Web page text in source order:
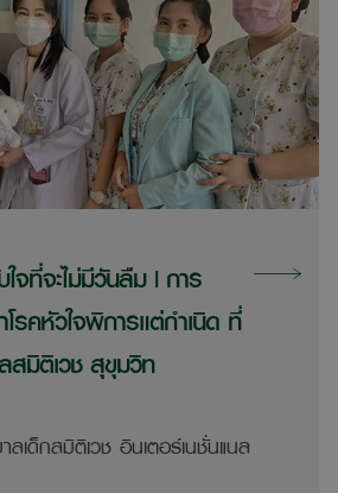
ารถลดน้ำหนักในครั้งนี้ได้อย่าง
รแพทย์เข้าเป็นตัวช่วย มะนาว
รหนึ่งที่ปลอดภัยกับร่างกาย
ข้างเคียงน้อย คือ “การใส่
ะเพาะอาหาร” ที่มะนาวเลือก
บอลลูนที่สามารถปรับขนาด
าวได้หาข้อมูลจนค้นพบการ
จที่จะไม่มีวันลืม | การ
รคหัวใจพิการแต่กำเนิด ที่
สมิติเวช สุขุมวิท
ลเด็กสมิติเวช อินเตอร์เนชั่นแนล